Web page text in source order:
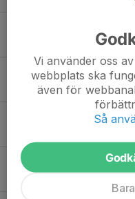
19 sep 2025 0
Turnering 28/9
8 sep 2025 4
Inställd träning
Vi använder oss
webbplats ska
även för
Så